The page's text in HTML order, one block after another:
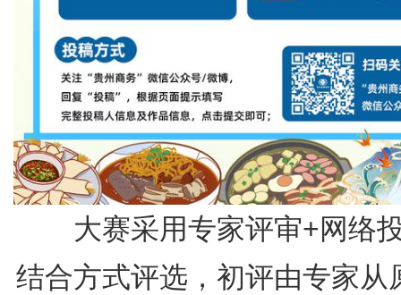
大赛采用专家评审+网络
结合方式评选，初评由专家从